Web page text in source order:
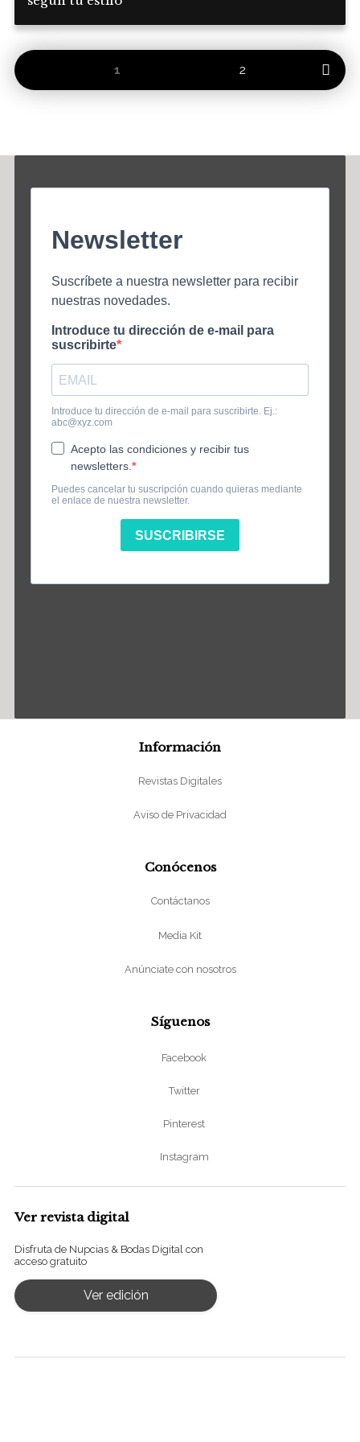
1 2
Información
Revistas Digitales
Aviso de Privacidad
Conócenos
Contáctanos
Media Kit
Anúnciate con nosotros
Síguenos
Facebook
Twitter
Pinterest
Instagram
Ver revista digital
Disfruta de Nupcias & Bodas Digital con
acceso gratuito
Ver edición